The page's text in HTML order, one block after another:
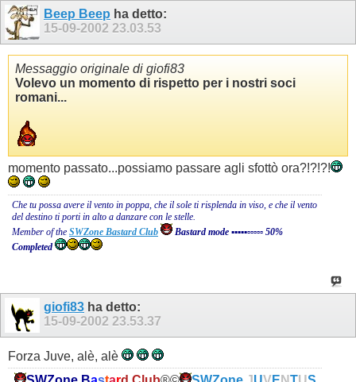
Beep Beep ha detto:
15-09-2002 23.03.53
Messaggio originale di giofi83
Volevo un momento di rispetto per i nostri soci
romani...
momento passato...possiamo passare agli sfottò ora?!?!?!
Che tu possa avere il vento in poppa, che il sole ti risplenda in viso, e che il vento
del destino ti porti in alto a danzare con le stelle.
Member of the SWZone Bastard Club
Bastard mode ▪▪▪▪▪▫▫▫▫▫ 50%
Completed
giofi83 ha detto:
15-09-2002 23.53.37
Forza Juve, alè, alè